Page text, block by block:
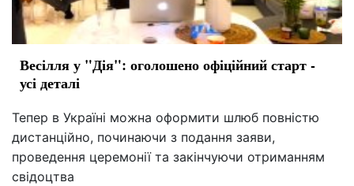
Весілля у "Дія": оголошено офіційний старт -
усі деталі
Тепер в Україні можна оформити шлюб повністю
дистанційно, починаючи з подання заяви,
проведення церемонії та закінчуючи отриманням
свідоцтва